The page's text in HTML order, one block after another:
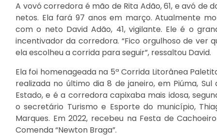
A vovó corredora é mão de Rita Adão, 61, e avó de
netos. Ela fará 97 anos em março. Atualmente
com o neto David Adão, 41, vigilante. Ele é o
incentivador da corredora. “Fico orgulhoso de ver
ela escolheu a corrida para seguir”, ressaltou David.
Ela foi homenageada na 5ª Corrida Litorânea
realizada no último dia 8 de janeiro, em Piúma, Sul
Estado, e é a corredora capixaba mais idosa,
o secretário Turismo e Esporte do município,
Marques. Em 2022, recebeu na Festa de
Comenda “Newton Braga”.